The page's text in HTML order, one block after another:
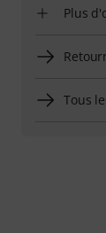
Plus
Tous